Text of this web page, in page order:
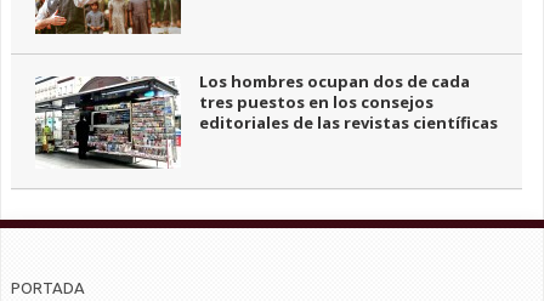
Los hombres ocupan dos de cada
tres puestos en los consejos
editoriales de las revistas científicas
PORTADA